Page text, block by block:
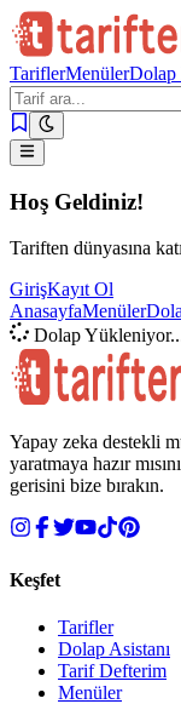
TariflerMenülerDolap
Hoş Geldiniz!
Tariften dünyasına
GirişKayıt Ol
AnasayfaMenüler
Dolap
Yapay zeka destekli
yaratmaya hazır
gerisini bize bırakın.
Keşfet
Tarifler
Dolap Asistanı
Tarif Defterim
Menüler